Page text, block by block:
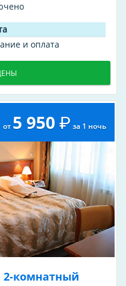
и оплата
от 5 950 за 1 ночь
2-комнатный